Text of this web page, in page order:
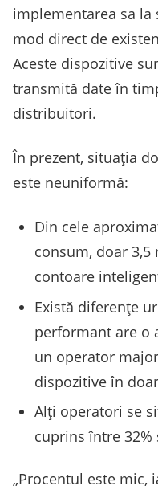
implementarea sa la
mod direct de
Aceste dispozitive
transmită date în
distribuitori.
În prezent, situația
este neuniformă:
Din cele
consum, doar 3,5
contoare
Există diferențe
performant are o
un operator
dispozitive în
Alți operatori se
cuprins între 32%
„Procentul este mic,